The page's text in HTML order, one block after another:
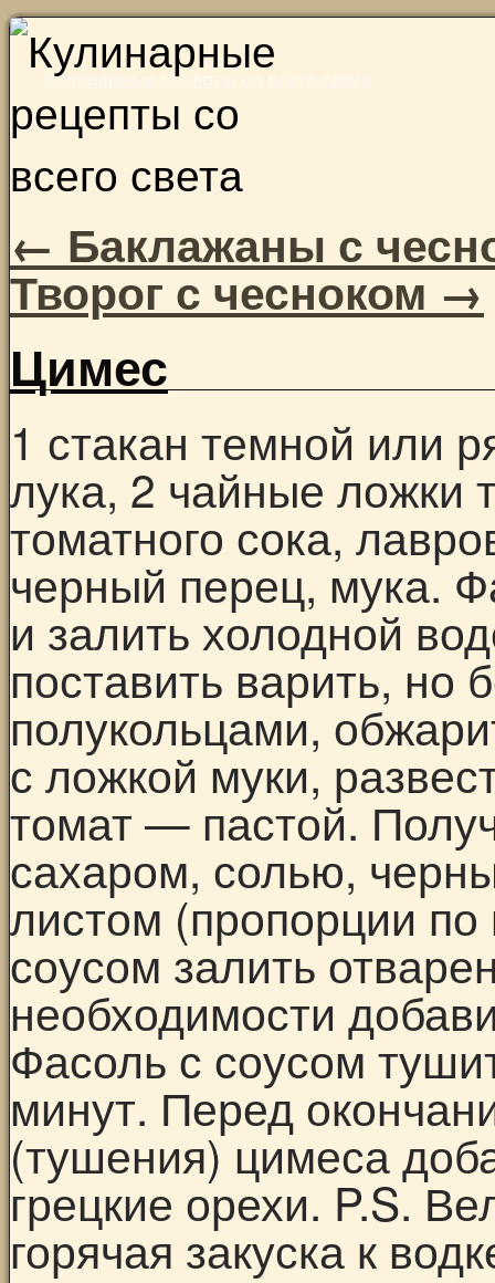
Кулинарные рецепты со всего света
Skip
content
← Баклажаны с
Творог с чесноком→
Цимес
1 стакан темной или
лука, 2 чайные ложки
томатного сока,
черный перец, мука.
и залить холодной
поставить варить, но
полукольцами,
с ложкой муки,
томат — пастой.
сахаром, солью,
листом (пропорции
соусом залить
необходимости
Фасоль с соусом
минут. Перед
(тушения) цимеса
грецкие орехи. P.S.
горячая закуска к